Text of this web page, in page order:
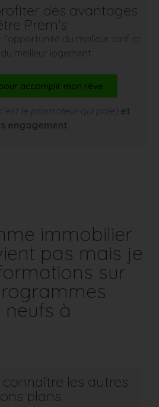
des avantages
Prem's
l’opportunité du meilleur tarif et
du meilleur logement
accomplir mon rêve
(c’est le promoteur qui paie) et
engagement
immobilier
pas mais je
sur
à
les autres
plans